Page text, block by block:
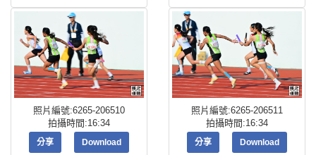
照片編號:6265-206510
拍攝時間:16:34
分享 Download
照片編號:6265-206511
拍攝時間:16:34
分享 Download